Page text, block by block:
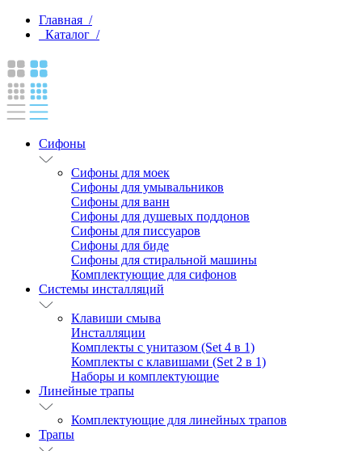
Главная /
Каталог /
Сифоны
Сифоны для моек
Сифоны для умывальников
Сифоны для ванн
Сифоны для душевых поддонов
Сифоны для писсуаров
Сифоны для биде
Сифоны для стиральной машины
Комплектующие для сифонов
Системы инсталляций
Клавиши смыва
Инсталляции
Комплекты с унитазом (Set 4 в 1)
Комплекты с клавишами (Set 2 в 1)
Наборы и комплектующие
Линейные трапы
Комплектующие для линейных трапов
Трапы